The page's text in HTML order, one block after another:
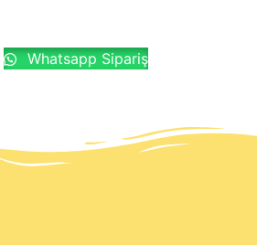
Whatsapp Sipariş